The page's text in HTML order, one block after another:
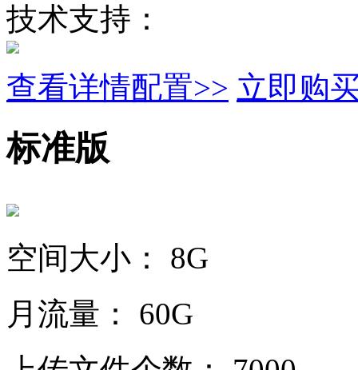
技术支持：
查看详情配置>> 立即购
标准版
空间大小：
8G
月流量：
60G